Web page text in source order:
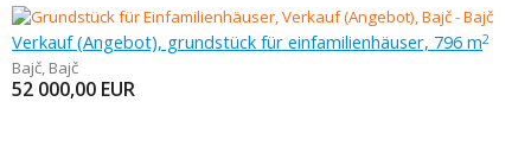
Verkauf (Angebot), grundstück für einfamilienhäuser, 796 m2
Bajč, Bajč
52 000,00 EUR